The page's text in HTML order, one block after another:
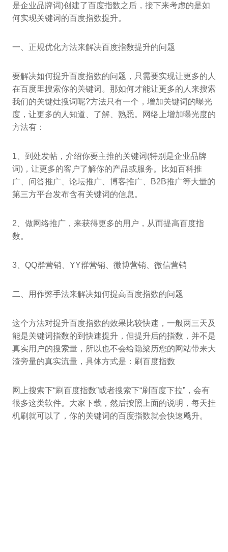
是企业品牌词)创建了百度指数之后，接下来考虑的是如
何实现关键词的百度指数提升。
一、正规优化方法来解决百度指数提升的问题
要解决如何提升百度指数的问题，只需要实现让更多的人
在百度里搜索你的关键词。那如何才能让更多的人来搜索
我们的关键灶搜词呢?方法只有一个，增加关键词的曝光
度，让更多的人知道、了解、熟悉。网络上增加曝光度的
方法有：
1、到处发帖，介绍你要主推的关键词(特别是企业品牌
词)，让更多的客户了解你的产品或服务。比如百科推
广、问答推广、论坛推广、博客推广、B2B推广等大量的
第三方平台发布含有关键词的信息。
2、做网络推广，来获得更多的用户，从而提高百度指
数。
3、QQ群营销、YY群营销、微博营销、微信营销
二、用作弊手法来解决如何提高百度指数的问题
这个方法对提升百度指数的效果比较快速，一般两三天及
能是关键词指数的到快速提升，但提升后的指数，并不是
真实用户的搜索量，所以也不会给隐梁历您的网站带来大
渣旁量的真实流量，具体方式是：刷百度指数
网上搜索下“刷百度指数”或者搜索下“刷百度下拉”，会有
很多这类软件。大家下载，然后按照上面的说明，每天挂
机刷就可以了，你的关键词的百度指数就会快速飚升。